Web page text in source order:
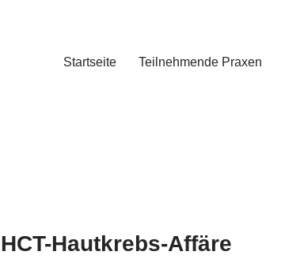
Startseite Teilnehmende Praxen
HCT-Hautkrebs-Affäre